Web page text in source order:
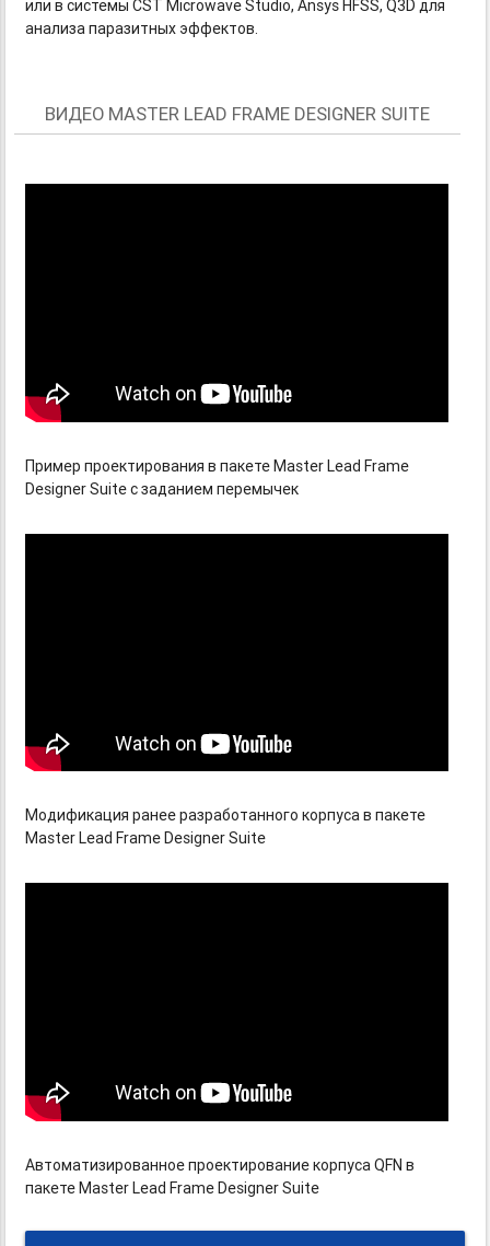
или в системы CST Microwave Studio, Ansys HFSS, Q3D для
анализа паразитных эффектов.
ВИДЕО MASTER LEAD FRAME DESIGNER SUITE
Пример проектирования в пакете Master Lead Frame
Designer Suite с заданием перемычек
Модификация ранее разработанного корпуса в пакете
Master Lead Frame Designer Suite
Автоматизированное проектирование корпуса QFN в
пакете Master Lead Frame Designer Suite